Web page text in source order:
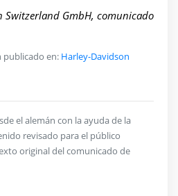
Switzerland GmbH, comunicado
publicado en: Harley-Davidson
el alemán con la ayuda de la
revisado para el público
original del comunicado de